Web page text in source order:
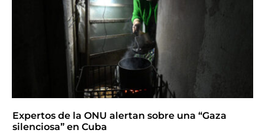
Expertos de la ONU alertan sobre una “Gaza
silenciosa” en Cuba